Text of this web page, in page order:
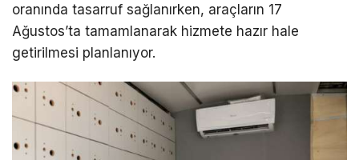
oranında tasarruf sağlanırken, araçların 17
Ağustos’ta tamamlanarak hizmete hazır hale
getirilmesi planlanıyor.